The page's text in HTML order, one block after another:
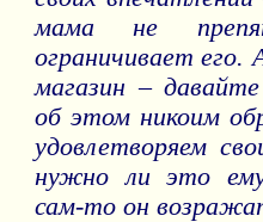
мама не
ограничивает его.
магазин –
об этом никоим
удовлетворяем
нужно ли это
сам-то он